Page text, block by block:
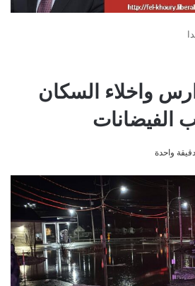
واخلاء السكان
الفيضانات
دقيقة واحدة